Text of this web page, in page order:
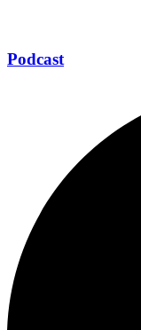
Podcast